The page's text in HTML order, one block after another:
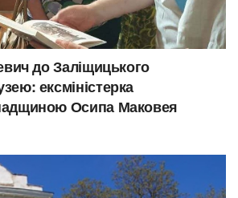
до Заліщицького
ексміністерка
Осипа Маковея